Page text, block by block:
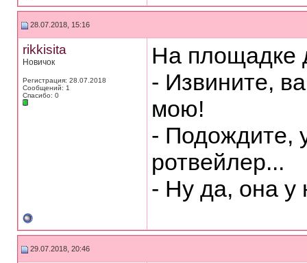
28.07.2018, 15:16
rikkisita
Новичок
Регистрация: 28.07.2018
Сообщений: 1
Спасибо: 0
На площадке
- Извините,
мою!
- Подождите,
ротвейлер...
- Ну да, она у
29.07.2018, 20:46